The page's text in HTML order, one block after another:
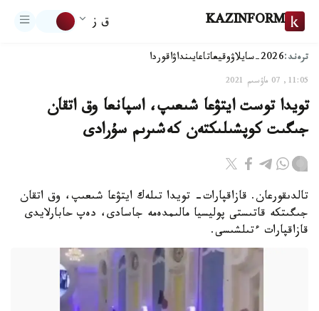
KAZINFORM ق ز
ترەند:2026-سايلاۋ وقيعاتاعايىنداۋاقوردا
11:05, 07 ماۋسىم 2021
تويدا توست ايتۋعا شىعىپ، اسپانعا وق اتقان
جىگىت كوپشىلىكتەن كەشىرىم سۇرادى
تالدىقورعان. قازاقپارات- تويدا تىلەك ايتۋعا شىعىپ، وق اتقان
جىگىتكە قاتىستى پوليسيا مالىمدەمە جاسادى، دەپ حابارلايدى
قازاقپارات ءتىلشىسى.